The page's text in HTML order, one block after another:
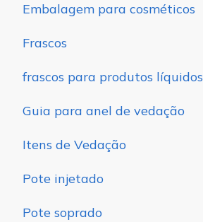
Embalagem para cosméticos
Frascos
frascos para produtos líquidos
Guia para anel de vedação
Itens de Vedação
Pote injetado
Pote soprado